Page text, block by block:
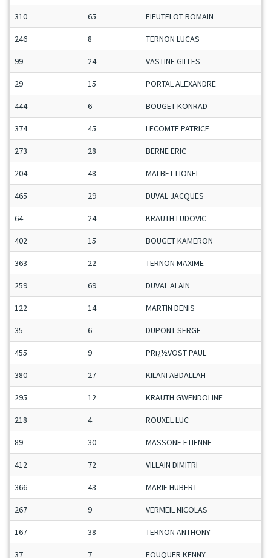
310 65 FIEUTELOT ROMAIN
246 8 TERNON LUCAS
99 24 VASTINE GILLES
29 15 PORTAL ALEXANDRE
444 6 BOUGET KONRAD
374 45 LECOMTE PATRICE
273 28 BERNE ERIC
204 48 MALBET LIONEL
465 29 DUVAL JACQUES
64 24 KRAUTH LUDOVIC
402 15 BOUGET KAMERON
363 22 TERNON MAXIME
259 69 DUVAL ALAIN
122 14 MARTIN DENIS
35 6 DUPONT SERGE
455 9 PRï¿½VOST PAUL
380 27 KILANI ABDALLAH
295 12 KRAUTH GWENDOLINE
218 4 ROUXEL LUC
89 30 MASSONE ETIENNE
412 72 VILLAIN DIMITRI
366 43 MARIE HUBERT
267 9 VERMEIL NICOLAS
167 38 TERNON ANTHONY
37 7 FOUQUER KENNY